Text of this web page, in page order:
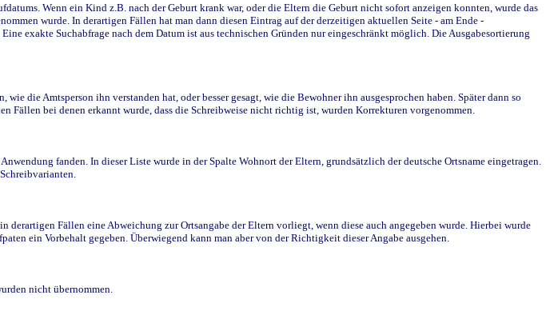
Wenn ein Kind z.B. nach der Geburt krank war, oder die Eltern die Geburt nicht sofort anzeigen konnten, wurde das
wurde. In derartigen Fällen hat man dann diesen Eintrag auf der derzeitigen aktuellen Seite - am Ende -
exakte Suchabfrage nach dem Datum ist aus technischen Gründen nur eingeschränkt möglich. Die Ausgabesortierung
die Amtsperson ihn verstanden hat, oder besser gesagt, wie die Bewohner ihn ausgesprochen haben. Später dann so
Fällen bei denen erkannt wurde, dass die Schreibweise nicht richtig ist, wurden Korrekturen vorgenommen.
fanden. In dieser Liste wurde in der Spalte Wohnort der Eltern, grundsätzlich der deutsche Ortsname eingetragen.
Fällen eine Abweichung zur Ortsangabe der Eltern vorliegt, wenn diese auch angegeben wurde. Hierbei wurde
ein Vorbehalt gegeben. Überwiegend kann man aber von der Richtigkeit dieser Angabe ausgehen.
nicht übernommen.